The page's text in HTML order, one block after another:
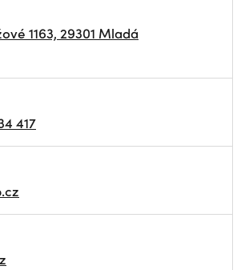
1163, 29301 Mladá
417